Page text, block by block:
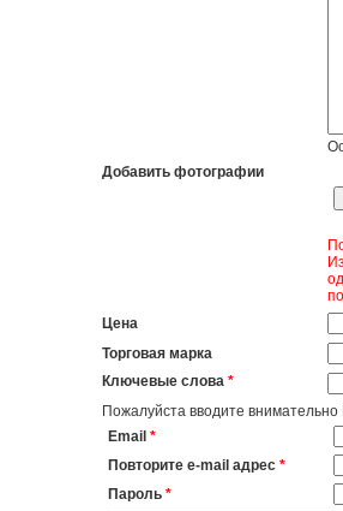
Добавить фотографии
Цена
Торговая марка
Ключевые слова *
Пожалуйста вводите
Email *
Повторите e-mail адрес *
Пароль *